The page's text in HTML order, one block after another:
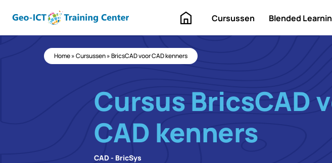
Home Cursussen Blended
Home»Cursussen»BricsCAD voor CAD kenners
Cursus BricsCAD
CAD kenners
CAD - BricSys